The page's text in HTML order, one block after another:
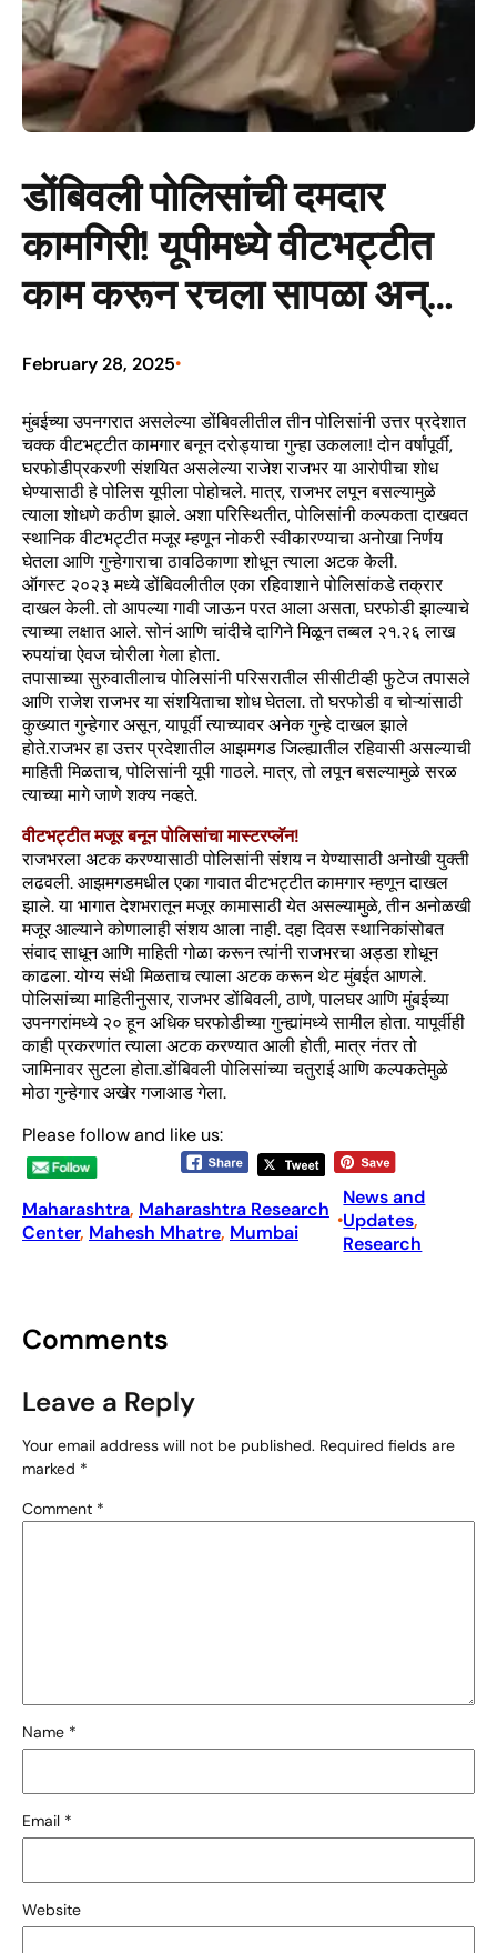
डोंबिवली पोलिसांची दमदार
कामगिरी! यूपीमध्ये वीटभट्टीत
काम करून रचला सापळा अन्…
February 28, 2025•
मुंबईच्या उपनगरात असलेल्या डोंबिवलीतील तीन पोलिसांनी उत्तर प्रदेशात
चक्क वीटभट्टीत कामगार बनून दरोड्याचा गुन्हा उकलला! दोन वर्षांपूर्वी,
घरफोडीप्रकरणी संशयित असलेल्या राजेश राजभर या आरोपीचा शोध
घेण्यासाठी हे पोलिस यूपीला पोहोचले. मात्र, राजभर लपून बसल्यामुळे
त्याला शोधणे कठीण झाले. अशा परिस्थितीत, पोलिसांनी कल्पकता दाखवत
स्थानिक वीटभट्टीत मजूर म्हणून नोकरी स्वीकारण्याचा अनोखा निर्णय
घेतला आणि गुन्हेगाराचा ठावठिकाणा शोधून त्याला अटक केली.
ऑगस्ट २०२३ मध्ये डोंबिवलीतील एका रहिवाशाने पोलिसांकडे तक्रार
दाखल केली. तो आपल्या गावी जाऊन परत आला असता, घरफोडी झाल्याचे
त्याच्या लक्षात आले. सोनं आणि चांदीचे दागिने मिळून तब्बल २१.२६ लाख
रुपयांचा ऐवज चोरीला गेला होता.
तपासाच्या सुरुवातीलाच पोलिसांनी परिसरातील सीसीटीव्ही फुटेज तपासले
आणि राजेश राजभर या संशयिताचा शोध घेतला. तो घरफोडी व चोऱ्यांसाठी
कुख्यात गुन्हेगार असून, यापूर्वी त्याच्यावर अनेक गुन्हे दाखल झाले
होते.राजभर हा उत्तर प्रदेशातील आझमगड जिल्ह्यातील रहिवासी असल्याची
माहिती मिळताच, पोलिसांनी यूपी गाठले. मात्र, तो लपून बसल्यामुळे सरळ
त्याच्या मागे जाणे शक्य नव्हते.
वीटभट्टीत मजूर बनून पोलिसांचा मास्टरप्लॅन!
राजभरला अटक करण्यासाठी पोलिसांनी संशय न येण्यासाठी अनोखी युक्ती
लढवली. आझमगडमधील एका गावात वीटभट्टीत कामगार म्हणून दाखल
झाले. या भागात देशभरातून मजूर कामासाठी येत असल्यामुळे, तीन अनोळखी
मजूर आल्याने कोणालाही संशय आला नाही. दहा दिवस स्थानिकांसोबत
संवाद साधून आणि माहिती गोळा करून त्यांनी राजभरचा अड्डा शोधून
काढला. योग्य संधी मिळताच त्याला अटक करून थेट मुंबईत आणले.
पोलिसांच्या माहितीनुसार, राजभर डोंबिवली, ठाणे, पालघर आणि मुंबईच्या
उपनगरांमध्ये २० हून अधिक घरफोडीच्या गुन्ह्यांमध्ये सामील होता. यापूर्वीही
काही प्रकरणांत त्याला अटक करण्यात आली होती, मात्र नंतर तो
जामिनावर सुटला होता.डोंबिवली पोलिसांच्या चतुराई आणि कल्पकतेमुळे
मोठा गुन्हेगार अखेर गजाआड गेला.
Please follow and like us:
Maharashtra, Maharashtra Research
Center, Mahesh Mhatre, Mumbai
•
News and
Updates
Research
Comments
Leave a Reply
Your email address will not be published. Required fields are
marked *
Comment *
Name *
Email *
Website